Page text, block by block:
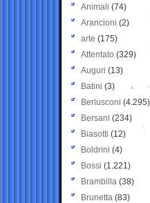
Animali (74)
Arancioni (2)
arte (175)
Attentato (329)
Auguri (13)
Batini (3)
Berlusconi (4.295)
Bersani (234)
Biasotti (12)
Boldrini (4)
Bossi (1.221)
Brambilla (38)
Brunetta (83)